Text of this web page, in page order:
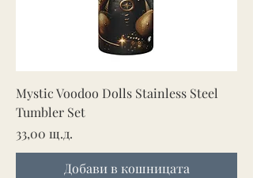
Mystic Voodoo Dolls Stainless Steel
Tumbler Set
Цена
33,00 щ.д.
Добави в кошницата